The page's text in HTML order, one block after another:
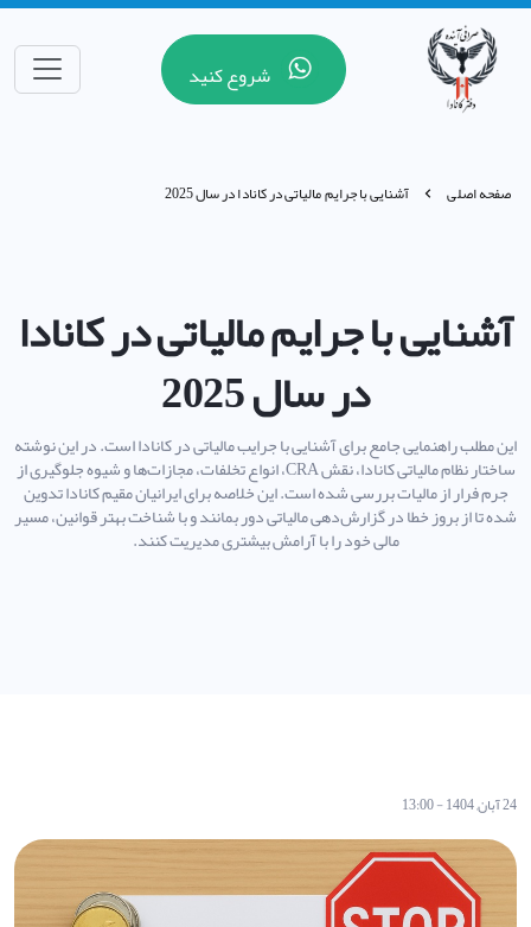
شروع کنید
صفحه اصلی آشنایی با جرایم مالیاتی در کانادا در سال 2025
آشنایی با جرایم مالیاتی در کانادا
در سال 2025
این مطلب راهنمایی جامع برای آشنایی با جرایب مالیاتی در کانادا است. در این نوشته
ساختار نظام مالیاتی کانادا، نقش CRA، انواع تخلفات، مجازات‌ها و شیوه جلوگیری از
جرم فرار از مالیات بررسی شده است. این خلاصه برای ایرانیان مقیم کانادا تدوین
شده تا از بروز خطا در گزارش‌دهی مالیاتی دور بمانند و با شناخت بهتر قوانین، مسیر
مالی خود را با آرامش بیشتری مدیریت کنند.
24 آبان, 1404 - 13:00